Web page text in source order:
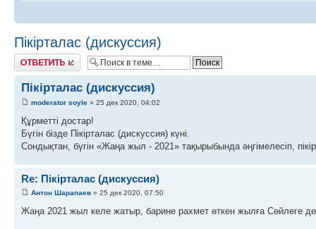
Пікірталас (дискуссия)
Ответить
Пікірталас (дискуссия)
moderator soyle » 25 дек 2020, 04:02
Құрметті достар!
Бүгін бізде Пікірталас (дискуссия) күні.
Сондықтан, бүгін «Жаңа жыл - 2021» тақырыбында әңгімелесіп,
Re: Пікірталас (дискуссия)
Антон Шарапаев » 25 дек 2020, 07:50
Жаңа 2021 жыл келе жатыр, барине рахмет өткен жылға Сөйлеге де